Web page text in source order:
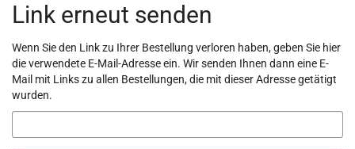
Link erneut senden
Wenn Sie den Link zu Ihrer Bestellung verloren haben, geben Sie hier
die verwendete E-Mail-Adresse ein. Wir senden Ihnen dann eine E-
Mail mit Links zu allen Bestellungen, die mit dieser Adresse getätigt
wurden.
Mail